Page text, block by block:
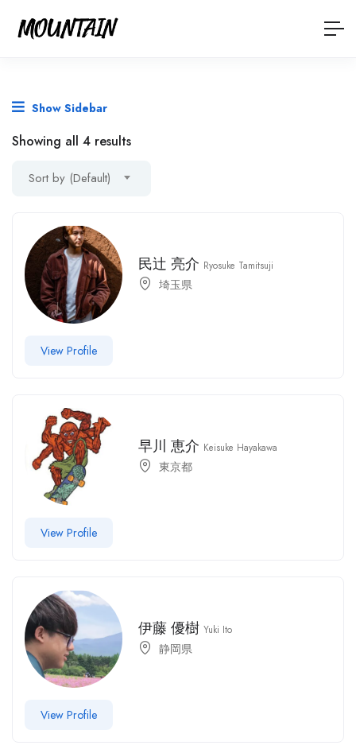
Show Sidebar
Showing all 4 results
Sort by (Default)
民辻 亮介 Ryosuke Tamitsuji
埼玉県
View Profile
早川 恵介 Keisuke Hayakawa
東京都
View Profile
伊藤 優樹Yuki Ito
静岡県
View Profile